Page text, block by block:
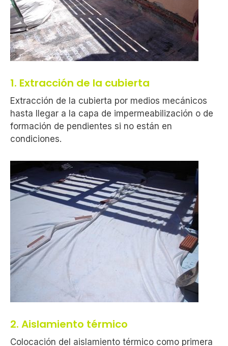
1. Extracción de la cubierta
Extracción de la cubierta por medios mecánicos
hasta llegar a la capa de impermeabilización o de
formación de pendientes si no están en
condiciones.
2. Aislamiento térmico
Colocación del aislamiento térmico como primera